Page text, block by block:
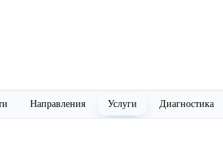
Направления Услуги Диагностика